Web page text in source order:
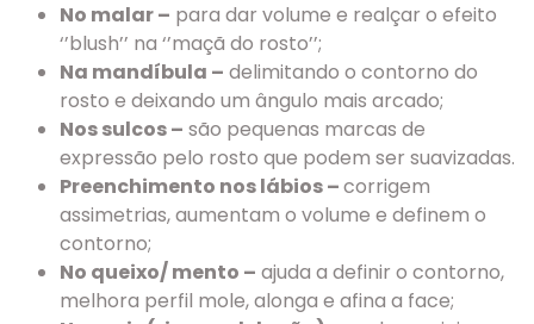
No malar – para dar volume e realçar o efeito
‘’blush’’ na ‘’maçã do rosto’’;
Na mandíbula – delimitando o contorno do
rosto e deixando um ângulo mais arcado;
Nos sulcos – são pequenas marcas de
expressão pelo rosto que podem ser suavizadas.
Preenchimento nos lábios –corrigem
assimetrias, aumentam o volume e definem o
contorno;
No queixo/ mento – ajuda a definir o contorno,
melhora perfil mole, alonga e afina a face;